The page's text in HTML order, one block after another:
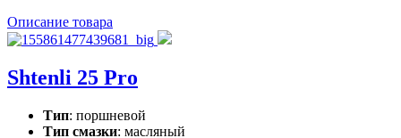
Описание товара
Shtenli 25 Pro
Тип: поршневой
Тип смазки: масляный